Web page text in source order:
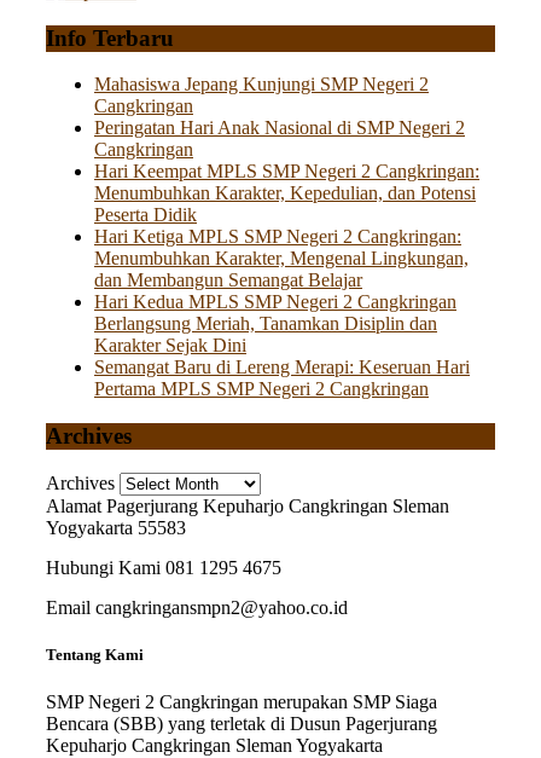
Info Terbaru
Mahasiswa Jepang Kunjungi SMP Negeri 2
Cangkringan
Peringatan Hari Anak Nasional di SMP Negeri 2
Cangkringan
Hari Keempat MPLS SMP Negeri 2 Cangkringan:
Menumbuhkan Karakter, Kepedulian, dan Potensi
Peserta Didik
Hari Ketiga MPLS SMP Negeri 2 Cangkringan:
Menumbuhkan Karakter, Mengenal Lingkungan,
dan Membangun Semangat Belajar
Hari Kedua MPLS SMP Negeri 2 Cangkringan
Berlangsung Meriah, Tanamkan Disiplin dan
Karakter Sejak Dini
Semangat Baru di Lereng Merapi: Keseruan Hari
Pertama MPLS SMP Negeri 2 Cangkringan
Archives
Archives
Alamat Pagerjurang Kepuharjo Cangkringan Sleman
Yogyakarta 55583
Hubungi Kami 081 1295 4675
Email cangkringansmpn2@yahoo.co.id
Tentang Kami
SMP Negeri 2 Cangkringan merupakan SMP Siaga
Bencara (SBB) yang terletak di Dusun Pagerjurang
Kepuharjo Cangkringan Sleman Yogyakarta